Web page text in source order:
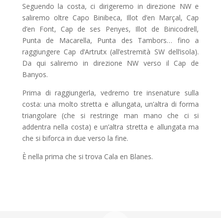
Seguendo la costa, ci dirigeremo in direzione NW e
saliremo oltre Capo Binibeca, Illot d’en Marçal, Cap
d’en Font, Cap de ses Penyes, Illot de Binicodrell,
Punta de Macarella, Punta des Tambors… fino a
raggiungere Cap d’Artrutx (all’estremità SW dell’isola).
Da qui saliremo in direzione NW verso il Cap de
Banyos.
Prima di raggiungerla, vedremo tre insenature sulla
costa: una molto stretta e allungata, un’altra di forma
triangolare (che si restringe man mano che ci si
addentra nella costa) e un’altra stretta e allungata ma
che si biforca in due verso la fine.
È nella prima che si trova Cala en Blanes.